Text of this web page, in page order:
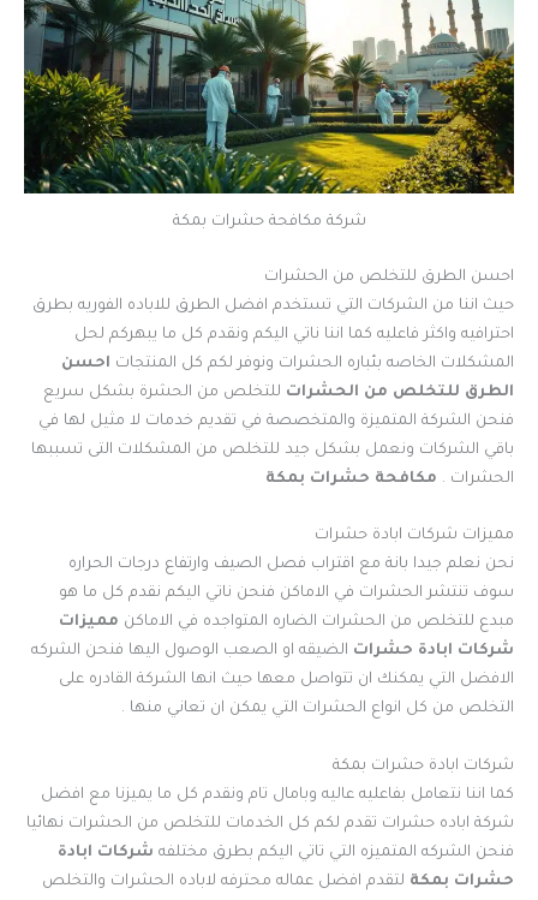
شركة مكافحة حشرات بمكة
احسن الطرق للتخلص من الحشرات
حيث اننا من الشركات التي تستخدم افضل الطرق للاباده الفوريه بطرق
احترافيه واكثر فاعليه كما اننا ناتي اليكم ونقدم كل ما يبهركم لحل
المشكلات الخاصه بئباره الحشرات ونوفر لكم كل المنتجات احسن
الطرق للتخلص من الحشرات للتخلص من الحشرة بشكل سريع
فنحن الشركة المتميزة والمتخصصة في تقديم خدمات لا مثيل لها في
باقي الشركات ونعمل بشكل جيد للتخلص من المشكلات التى تسببها
الحشرات . مكافحة حشرات بمكة
مميزات شركات ابادة حشرات
نحن نعلم جيدا بانة مع اقتراب فصل الصيف وارتفاع درجات الحراره
سوف تنتشر الحشرات في الاماكن فنحن ناتي اليكم نقدم كل ما هو
مبدع للتخلص من الحشرات الضاره المتواجده في الاماكن مميزات
شركات ابادة حشرات الضيقه او الصعب الوصول اليها فنحن الشركه
الافضل التي يمكنك ان تتواصل معها حيث انها الشركة القادره على
التخلص من كل انواع الحشرات التي يمكن ان تعاني منها .
شركات ابادة حشرات بمكة
كما اننا نتعامل بفاعليه عاليه وبامال تام ونقدم كل ما يميزنا مع افضل
شركة اباده حشرات تقدم لكم كل الخدمات للتخلص من الحشرات نهائيا
فنحن الشركه المتميزه التي تاتي اليكم بطرق مختلفه شركات ابادة
حشرات بمكة لتقدم افضل عماله محترفه لاباده الحشرات والتخلص